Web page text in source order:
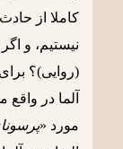
کاملا از
نیستیم، و
(روایی)؟
آلما در
مورد «